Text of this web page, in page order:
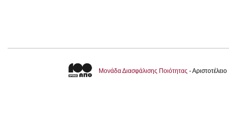
Μονάδα Διασφάλισης Ποιότητας -